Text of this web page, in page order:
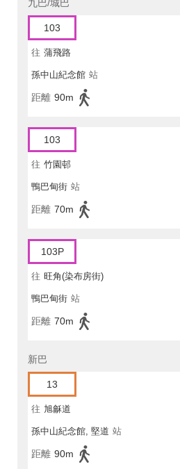
九巴/城巴
103
往 蒲飛路
孫中山紀念館 站
距離 90m
103
往 竹園邨
鴨巴甸街 站
距離 70m
103P
往 旺角(染布房街)
鴨巴甸街 站
距離 70m
新巴
13
往 旭龢道
孫中山紀念館, 堅道 站
距離 90m